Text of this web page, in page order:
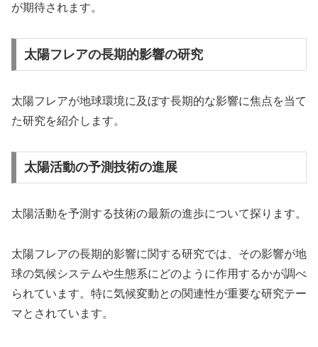
が期待されます。
太陽フレアの長期的影響の研究
太陽フレアが地球環境に及ぼす長期的な影響に焦点を当て
た研究を紹介します。
太陽活動の予測技術の進展
太陽活動を予測する技術の最新の進歩について探ります。
太陽フレアの長期的影響に関する研究では、その影響が地
球の気候システムや生態系にどのように作用するかが調べ
られています。特に気候変動との関連性が重要な研究テー
マとされています。